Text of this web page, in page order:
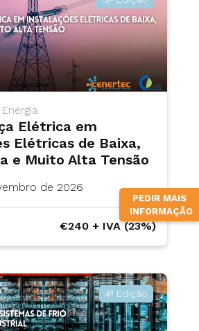
PEDIR MAIS
INFORMAÇÃO
Elétrica em
Elétricas de Baixa,
e Muito Alta Tensão
de 2026
€240 + IVA (23%)
4ª Edição